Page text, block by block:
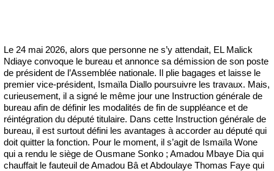
Le 24 mai 2026, alors que personne ne s’y attendait, EL Malick
Ndiaye convoque le bureau et annonce sa démission de son poste
de président de l’Assemblée nationale. Il plie bagages et laisse le
premier vice-président, Ismaïla Diallo poursuivre les travaux. Mais,
curieusement, il a signé le même jour une Instruction générale de
bureau afin de définir les modalités de fin de suppléance et de
réintégration du député titulaire. Dans cette Instruction générale de
bureau, il est surtout défini les avantages à accorder au député qui
doit quitter la fonction. Pour le moment, il s’agit de Ismaïla Wone
qui a rendu le siège de Ousmane Sonko ; Amadou Mbaye Dia qui
chauffait le fauteuil de Amadou Bâ et Abdoulaye Thomas Faye qui